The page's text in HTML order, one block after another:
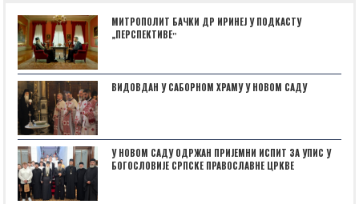
МИТРОПОЛИТ БАЧКИ ДР ИРИНЕЈ У ПОДКАСТУ
„ПЕРСПЕКТИВЕˮ
ВИДОВДАН У САБОРНОМ ХРАМУ У НОВОМ САДУ
У НОВОМ САДУ ОДРЖАН ПРИЈЕМНИ ИСПИТ ЗА УПИС У
БОГОСЛОВИЈЕ СРПСКЕ ПРАВОСЛАВНЕ ЦРКВЕ